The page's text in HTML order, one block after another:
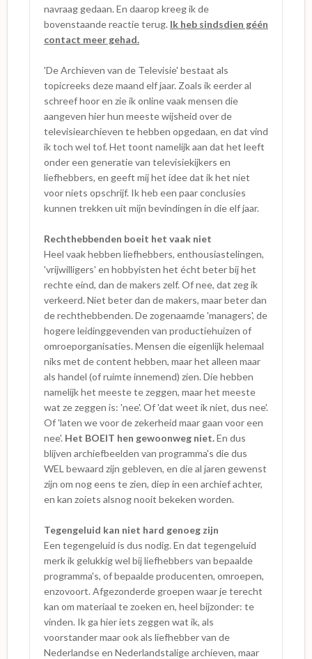
navraag gedaan. En daarop kreeg ik de
bovenstaande reactie terug. Ik heb sindsdien géén
contact meer gehad.
'De Archieven van de Televisie' bestaat als
topicreeks deze maand elf jaar. Zoals ik eerder al
schreef hoor en zie ik online vaak mensen die
aangeven hier hun meeste wijsheid over de
televisiearchieven te hebben opgedaan, en dat vind
ik toch wel tof. Het toont namelijk aan dat het leeft
onder een generatie van televisiekijkers en
liefhebbers, en geeft mij het idee dat ik het niet
voor niets opschrijf. Ik heb een paar conclusies
kunnen trekken uit mijn bevindingen in die elf jaar.
Rechthebbenden boeit het vaak niet
Heel vaak hebben liefhebbers, enthousiastelingen,
'vrijwilligers' en hobbyisten het écht beter bij het
rechte eind, dan de makers zelf. Of nee, dat zeg ik
verkeerd. Niet beter dan de makers, maar beter dan
de rechthebbenden. De zogenaamde 'managers', de
hogere leidinggevenden van productiehuizen of
omroeporganisaties. Mensen die eigenlijk helemaal
niks met de content hebben, maar het alleen maar
als handel (of ruimte innemend) zien. Die hebben
namelijk het meeste te zeggen, maar het meeste
wat ze zeggen is: 'nee'. Of 'dat weet ik niet, dus nee'.
Of 'laten we voor de zekerheid maar gaan voor een
nee'. Het BOEIT hen gewoonweg niet.En dus
blijven archiefbeelden van programma's die dus
WEL bewaard zijn gebleven, en die al jaren gewenst
zijn om nog eens te zien, diep in een archief achter,
en kan zoiets alsnog nooit bekeken worden.
Tegengeluid kan niet hard genoeg zijn
Een tegengeluid is dus nodig. En dat tegengeluid
merk ik gelukkig wel bij liefhebbers van bepaalde
programma's, of bepaalde producenten, omroepen,
enzovoort. Afgezonderde groepen waar je terecht
kan om materiaal te zoeken en, heel bijzonder: te
vinden. Ik ga hier iets zeggen wat ik, als
voorstander maar ook als liefhebber van de
Nederlandse en Nederlandstalige archieven, maar